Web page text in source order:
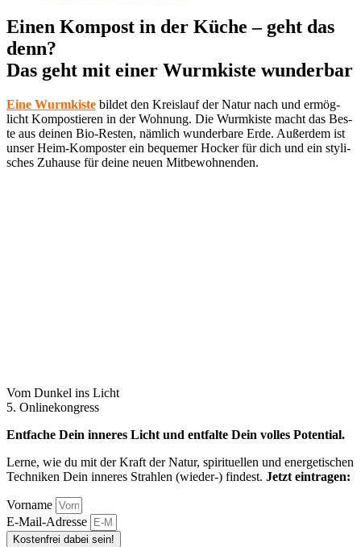
Einen Kompost in der Küche – geht das
denn?
Das geht mit einer Wurmkiste wunderbar
Eine Wurm­kis­te bil­det den Kreis­lauf der Natur nach und ermög­
licht Kom­pos­tie­ren in der Woh­nung. Die Wurm­kis­te macht das Bes­
te aus dei­nen Bio-Res­ten, näm­lich wun­der­ba­re Erde. Außer­dem ist
unser Heim-Kom­pos­ter ein beque­mer Hocker für dich und ein sty­li­
sches Zuhau­se für dei­ne neu­en Mitbewohnenden.
Vom Dunkel ins Licht
5. Onlinekongress
Entfache Dein inneres Licht und entfalte Dein volles Potential.
Lerne, wie du mit der Kraft der Natur, spirituellen und energetischen
Techniken Dein inneres Strahlen (wieder-) findest. Jetzt eintragen:
Vorname
E-Mail-Adresse
Kostenfrei dabei sein!